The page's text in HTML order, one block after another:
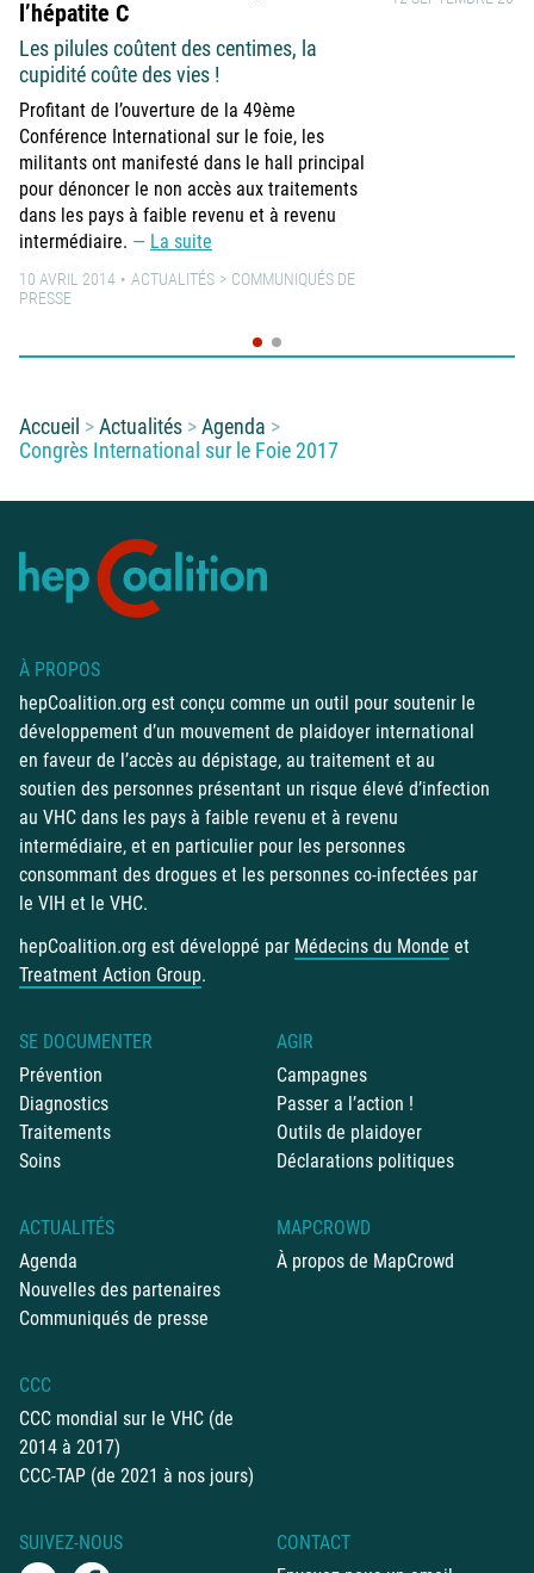
l’hépatite C
Les pilules coûtent des centimes, la
cupidité coûte des vies !
Profitant de l’ouverture de la 49ème
Conférence International sur le foie, les
militants ont manifesté dans le hall principal
pour dénoncer le non accès aux traitements
dans les pays à faible revenu et à revenu
intermédiaire.
La suite
10 AVRIL 2014 ACTUALITÉS
COMMUNIQUÉS DE
PRESSE
Vous êtes ici :
Accueil Actualités
Agenda
Congrès International sur le Foie 2017
À PROPOS
hepCoalition.org est conçu comme un outil pour soutenir le
développement d’un mouvement de plaidoyer international
en faveur de l’accès au dépistage, au traitement et au
soutien des personnes présentant un risque élevé d’infection
au VHC dans les pays à faible revenu et à revenu
intermédiaire, et en particulier pour les personnes
consommant des drogues et les personnes co-infectées par
le VIH et le VHC.
hepCoalition.org est développé par Médecins du Monde et
Treatment Action Group.
SE DOCUMENTER
Prévention
Diagnostics
Traitements
Soins
AGIR
Campagnes
Passer a l’action !
Outils de plaidoyer
Déclarations politiques
ACTUALITÉS
Agenda
Nouvelles des partenaires
Communiqués de presse
MAPCROWD
À propos de MapCrowd
CCC
CCC mondial sur le VHC (de
2014 à 2017)
CCC-TAP (de 2021 à nos jours)
SUIVEZ-NOUS
CONTACT